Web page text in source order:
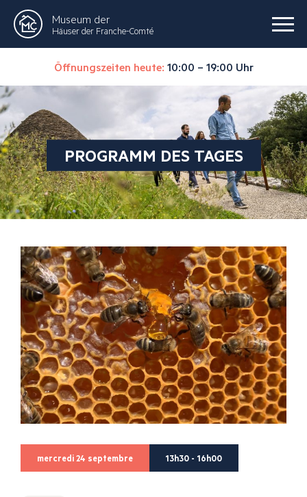
Museum der
Häuser der Franche-Comté
Öffnungszeiten heute: 10:00 – 19:00 Uhr
PROGRAMM DES TAGES
mercredi 24 septembre 13h30 - 16h00